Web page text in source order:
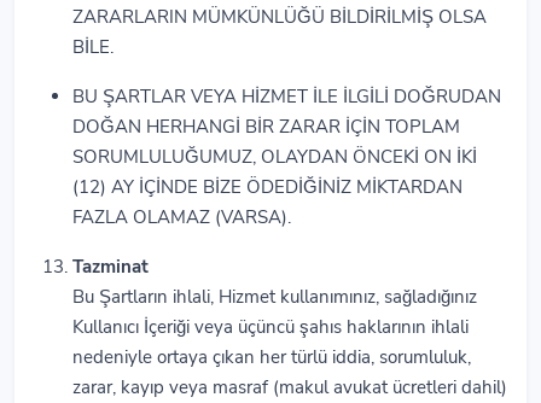
ZARARLARIN MÜMKÜNLÜĞÜ BİLDİRİLMİŞ OLSA
BİLE.
BU ŞARTLAR VEYA HİZMET İLE İLGİLİ DOĞRUDAN
DOĞAN HERHANGİ BİR ZARAR İÇİN TOPLAM
SORUMLULUĞUMUZ, OLAYDAN ÖNCEKİ ON İKİ
(12) AY İÇİNDE BİZE ÖDEDİĞİNİZ MİKTARDAN
FAZLA OLAMAZ (VARSA).
Tazminat
Bu Şartların ihlali, Hizmet kullanımınız, sağladığınız
Kullanıcı İçeriği veya üçüncü şahıs haklarının ihlali
nedeniyle ortaya çıkan her türlü iddia, sorumluluk,
zarar, kayıp veya masraf (makul avukat ücretleri dahil)